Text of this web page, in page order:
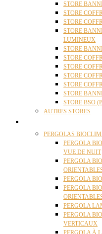
STORE
STORE
STORE
STORE
LUMINEUX
STORE
STORE
STORE
STORE
STORE
STORE
STORE BSO
AUTRES STORES
PERGOLAS
PERGOLA
VUE DE NUIT
PERGOLA
PERGOLA
PERGOLA
PERGOLA
PERGOLA
VERTICAUX
PERGOLA À